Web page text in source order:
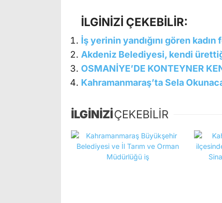
İLGİNİZİ ÇEKEBİLİR:
İş yerinin yandığını gören kadın
Akdeniz Belediyesi, kendi
OSMANİYE’DE KONTEYNER
Kahramanmaraş’ta Sela
İLGİNİZİÇEKEBİLİR